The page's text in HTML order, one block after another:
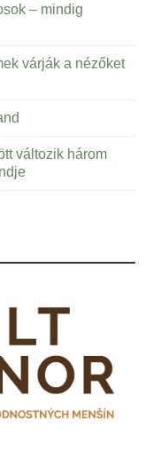
– mindig
várják a nézőket
változik három